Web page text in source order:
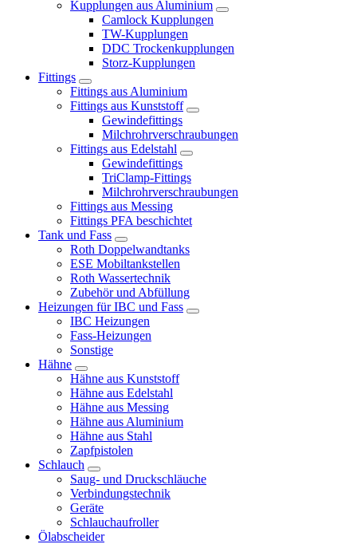
Kupplungen aus Aluminium
Camlock Kupplungen
TW-Kupplungen
DDC Trockenkupplungen
Storz-Kupplungen
Fittings
Fittings aus Aluminium
Fittings aus Kunststoff
Gewindefittings
Milchrohrverschraubungen
Fittings aus Edelstahl
Gewindefittings
TriClamp-Fittings
Milchrohrverschraubungen
Fittings aus Messing
Fittings PFA beschichtet
Tank und Fass
Roth Doppelwandtanks
ESE Mobiltankstellen
Roth Wassertechnik
Zubehör und Abfüllung
Heizungen für IBC und Fass
IBC Heizungen
Fass-Heizungen
Sonstige
Hähne
Hähne aus Kunststoff
Hähne aus Edelstahl
Hähne aus Messing
Hähne aus Aluminium
Hähne aus Stahl
Zapfpistolen
Schlauch
Saug- und Druckschläuche
Verbindungstechnik
Geräte
Schlauchaufroller
Ölabscheider